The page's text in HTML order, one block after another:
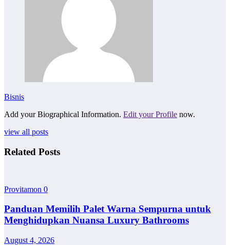
Bisnis
Add your Biographical Information. Edit your Profile now.
view all posts
Related Posts
Provitamon 0
Panduan Memilih Palet Warna Sempurna untuk
Menghidupkan Nuansa Luxury Bathrooms
August 4, 2026